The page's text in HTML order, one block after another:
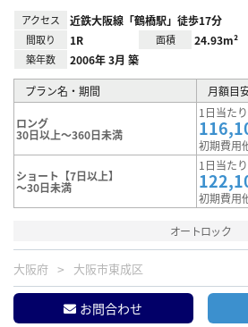
アクセス 近鉄大阪線「鶴橋駅」徒歩17分
間取り 1R 面積 24.93m²
築年数 2006年 3月 築
プラン名・期間 月額目
ロング
30日以上～360日未満
1日当た
初期費用
ショート【7日以上】
～30日未満
1日当た
初期費用
オートロック
大阪府 大阪市東成区
お問合わせ